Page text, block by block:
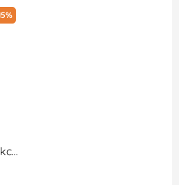
#timlaimauxanh
sẽ mang lại kiến thức thật bổ
thật tuyệt vời, hy vọng đây
kệ sách của bạn!
The Truth Machine Blockchain Và Tương Lai Của Tiền Tệ